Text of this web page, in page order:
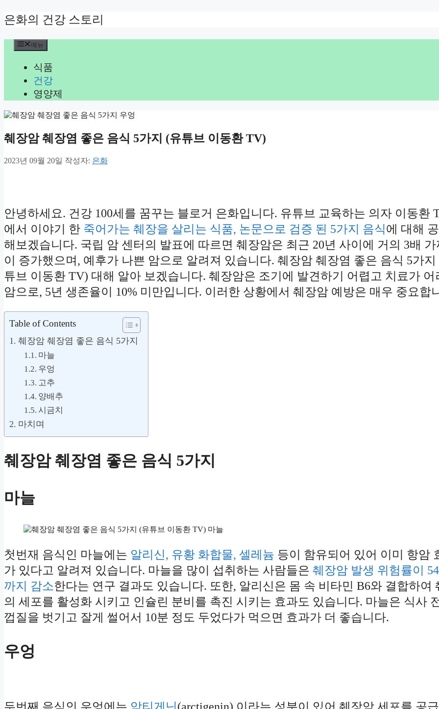
컨
텐
은화의 건강 스토리
메뉴
식품
건강
영양제
췌장암 췌장염 좋은 음식 5가지 (유튜브 이동환 TV)
2023년 09월 20일 작성자: 은화
안녕하세요. 건강 100세를 꿈꾸는 블로거 은화입니다. 유튜브 교육하는 의자 이동환
에서 이야기 한 죽어가는 췌장을 살리는 식품, 논문으로 검증 된 5가지 음식에 대해
해보겠습니다. 국립 암 센터의 발표에 따르면 췌장암은 최근 20년 사이에 거의 3배 가
이 증가했으며, 예후가 나쁜 암으로 알려져 있습니다. 췌장암 췌장염 좋은 음식 5가지
튜브 이동환 TV) 대해 알아 보겠습니다. 췌장암은 조기에 발견하기 어렵고 치료가 어
암으로, 5년 생존율이 10% 미만입니다. 이러한 상황에서 췌장암 예방은 매우 중요합
Table of Contents
췌장암 췌장염 좋은 음식 5가지
마늘
우엉
고추
양배추
시금치
마치며
췌장암 췌장염 좋은 음식 5가지
마늘
첫번재 음식인 마늘에는 알리신, 유황 화합물, 셀레늄 등이 함유되어 있어 이미 항암
가 있다고 알려져 있습니다. 마늘을 많이 섭취하는 사람들은 췌장암 발생 위험률이
까지 감소한다는 연구 결과도 있습니다. 또한, 알리신은 몸 속 비타민 B6와 결합하여
의 세포를 활성화 시키고 인슐린 분비를 촉진 시키는 효과도 있습니다. 마늘은 식사
껍질을 벗기고 잘게 썰어서 10분 정도 두었다가 먹으면 효과가 더 좋습니다.
우엉
두번째 음식인 우엉에는 악티게닌(arctigenin) 이라는 성분이 있어 췌장암 세포를 공